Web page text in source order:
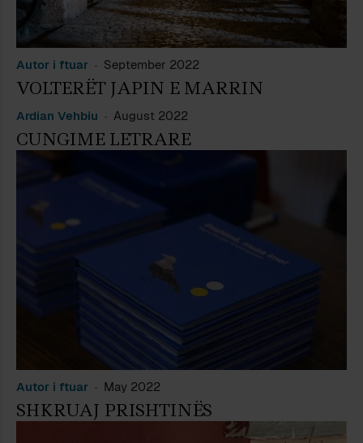
Autor i ftuar September 2022
VOLTERËT JAPIN E MARRIN
Ardian Vehbiu August 2022
CUNGIME LETRARE
Autor i ftuar May 2022
SHKRUAJ PRISHTINËS